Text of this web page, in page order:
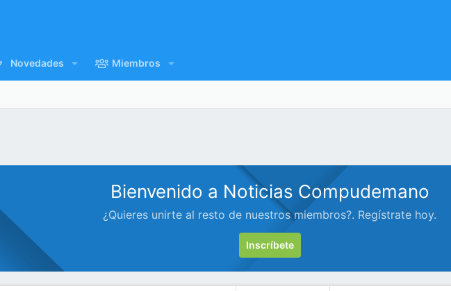
Novedades Miembros
Bienvenido a Noticias Compudemano
¿Quieres unirte al resto de nuestros miembros?. Regístrate hoy.
Inscríbete